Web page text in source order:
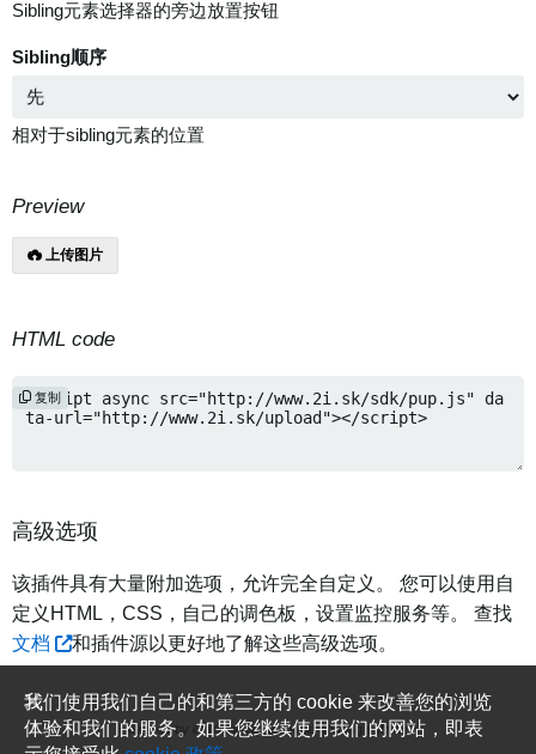
Sibling元素选择器的旁边放置按钮
Sibling顺序
相对于sibling元素的位置
Preview
上传图片
HTML code
复制
高级选项
该插件具有大量附加选项，允许完全自定义。 您可以使用自
定义HTML，CSS，自己的调色板，设置监控服务等。 查找
文档
和插件源以更好地了解这些高级选项。
我们使用我们自己的和第三方的 cookie 来改善您的浏览
体验和我们的服务。如果您继续使用我们的网站，即表
Powered by media sharing software